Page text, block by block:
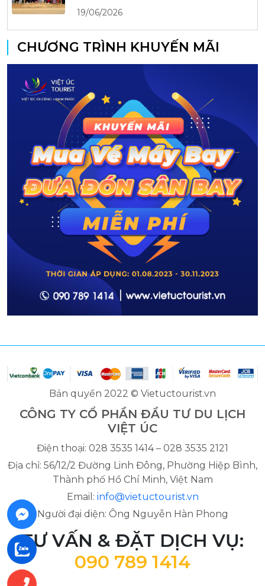
19/06/2026
CHƯƠNG TRÌNH KHUYẾN MÃI
Bản quyền 2022 © Vietuctourist.vn
CÔNG TY CỔ PHẦN ĐẦU TƯ DU LỊCH
VIỆT ÚC
Điện thoại: 028 3535 1414 – 028 3535 2121
Địa chỉ: 56/12/2 Đường Linh Đông, Phường Hiệp Bình,
Thành phố Hồ Chí Minh, Việt Nam
Email: info@vietuctourist.vn
Người đại diện: Ông Nguyễn Hàn Phong
TƯ VẤN & ĐẶT DỊCH VỤ:
090 789 1414